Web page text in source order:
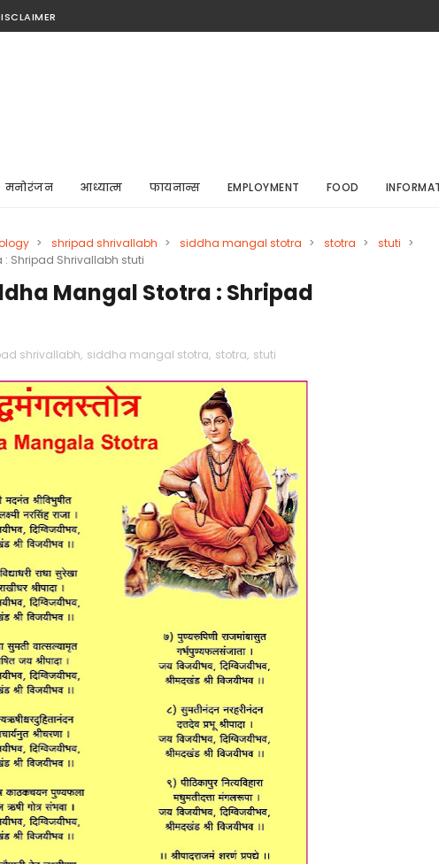
मनोरंजन आध्यात्म फायनान्स EMPLOYMENT FOOD
> shripad shrivallabh > siddha mangal stotra > stotra > stuti >
: Shripad Shrivallabh stuti
Mangal Stotra : Shripad
shrivallabh, siddha mangal stotra, stotra, stuti